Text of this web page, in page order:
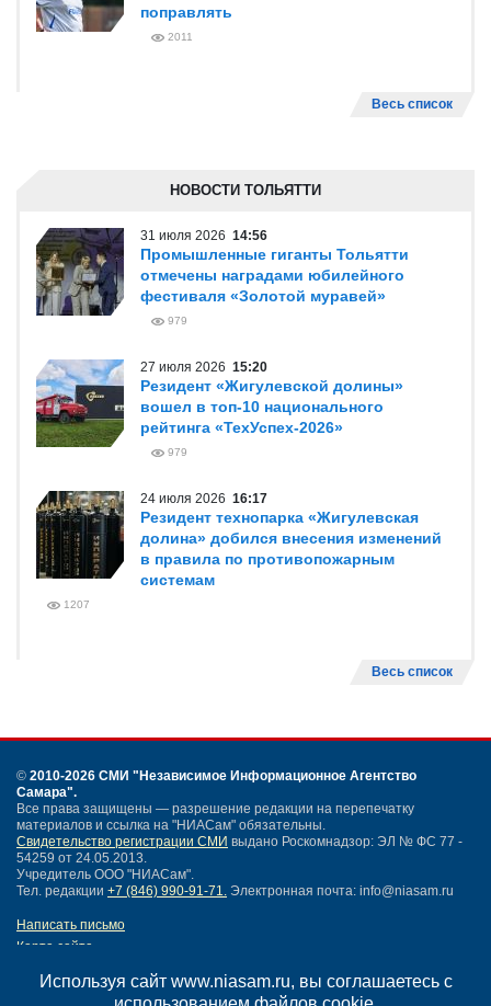
Используя сайт www.niasam.ru, вы соглашаетесь с
поправлять
2011
Весь список
НОВОСТИ ТОЛЬЯТТИ
31 июля 2026 14:56
Промышленные гиганты Тольятти
отмечены наградами юбилейного
фестиваля «Золотой муравей»
979
27 июля 2026 15:20
Резидент «Жигулевской долины»
вошел в топ-10 национального
рейтинга «ТехУспех-2026»
979
24 июля 2026 16:17
Резидент технопарка «Жигулевская
долина» добился внесения изменений
в правила по противопожарным
системам
1207
Весь список
© 2010-2026 СМИ "Независимое Информационное Агентство
Самара".
Все права защищены — разрешение редакции на перепечатку
материалов и ссылка на "НИАСам" обязательны.
Свидетельство регистрации СМИ выдано Роскомнадзор: ЭЛ № ФС 77 -
54259 от 24.05.2013.
Учредитель ООО "НИАСам".
Тел. редакции +7 (846) 990-91-71. Электронная почта: info@niasam.ru
Написать письмо
Карта сайта
Политика конфиденциальности